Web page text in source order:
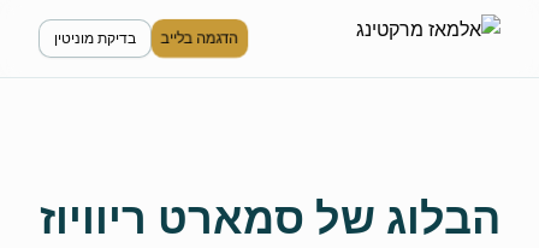
הדגמה בלייב בדיקת מוניטין
הבלוג של סמארט ריוויוז